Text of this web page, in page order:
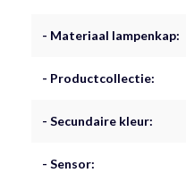
- Materiaal lampenkap:
- Productcollectie:
- Secundaire kleur:
- Sensor: